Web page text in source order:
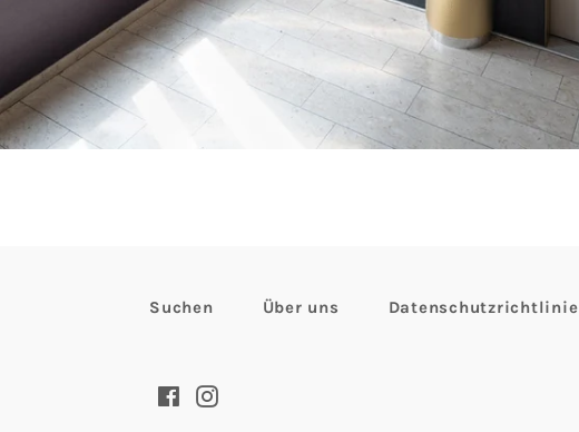
Suchen Über uns Datenschutzrichtlinie
FacebookInstagram